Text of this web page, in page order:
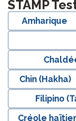
STAMP
Amharique
Chin (Hakha)
Filipino
Créole